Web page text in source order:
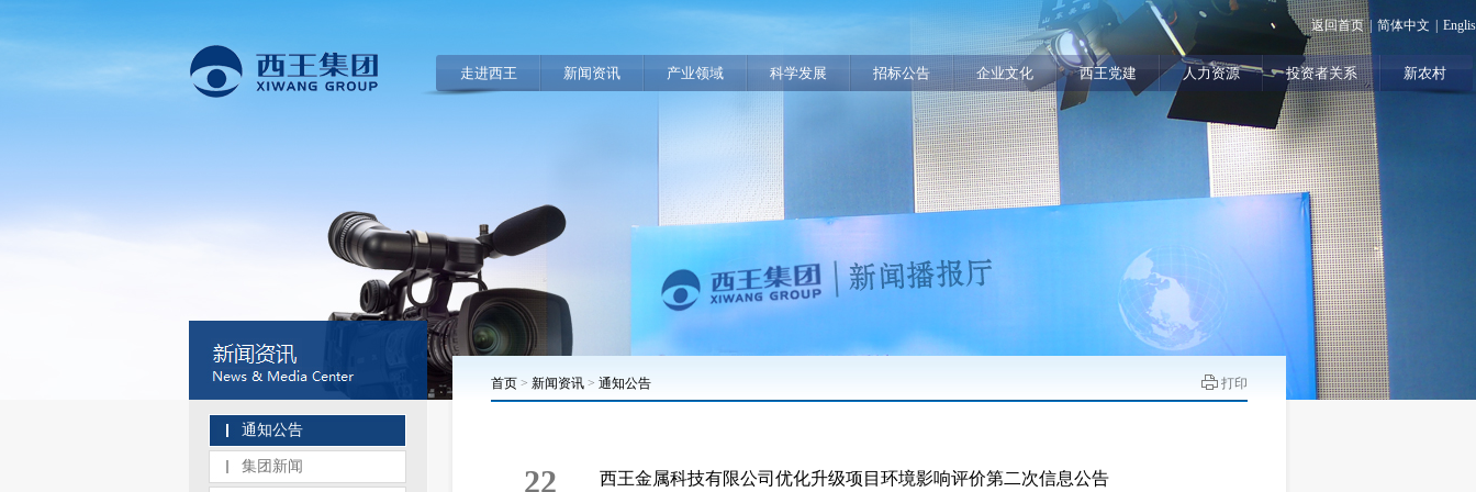
返回首页 | 简体中文
走进西王 新闻资讯 产业领域 科学发展 招标公告 企业文化 西王党建 人力资源 投资者关系 新农村
通知公告
集团新闻
首页 > 新闻资讯 > 通知公告 打印
22 西王金属科技有限公司优化升级项目环境影响评价第二次信息公告